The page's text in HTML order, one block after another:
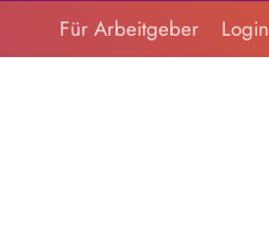
Für Arbeitgeber Login